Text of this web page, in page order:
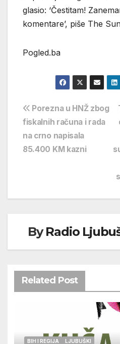
glasio: ‘Čestitam!
komentare’, piše The
Pogled.ba
Navigacija
objava
Porezna u HNŽ zbog
fiskalnih računa i rada
na crno napisala
85.400 KM kazni
ByRadio
Related Post
BIH I REGIJA LJUBUŠKI